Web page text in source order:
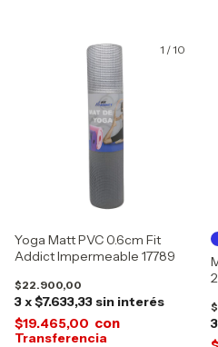
1 /10
Yoga Matt PVC 0.6cm Fit
Addict Impermeable 17789
$22.900,00
3 x$7.633,33 sin interés
$19.465,00 con 3